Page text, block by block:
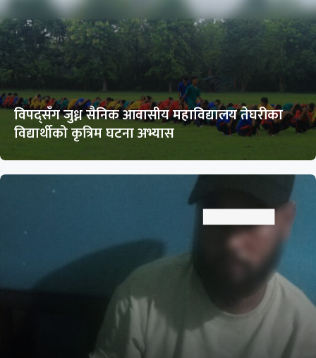
विपद्सँग जुध्न सैनिक आवासीय महाविद्यालय तेघरीका
विद्यार्थीको कृत्रिम घटना अभ्यास